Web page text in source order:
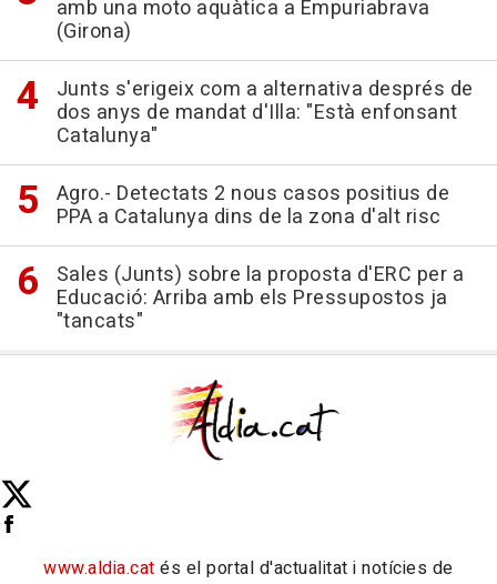
amb una moto aquàtica a Empuriabrava
(Girona)
Junts s'erigeix com a alternativa després de
dos anys de mandat d'Illa: "Està enfonsant
Catalunya"
Agro.- Detectats 2 nous casos positius de
PPA a Catalunya dins de la zona d'alt risc
Sales (Junts) sobre la proposta d'ERC per a
Educació: Arriba amb els Pressupostos ja
"tancats"
www.aldia.cat és el portal d'actualitat i notícies de